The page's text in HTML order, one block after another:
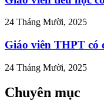
24 Tháng Mười, 2025
Giáo viên THPT có
24 Tháng Mười, 2025
Chuyên mục